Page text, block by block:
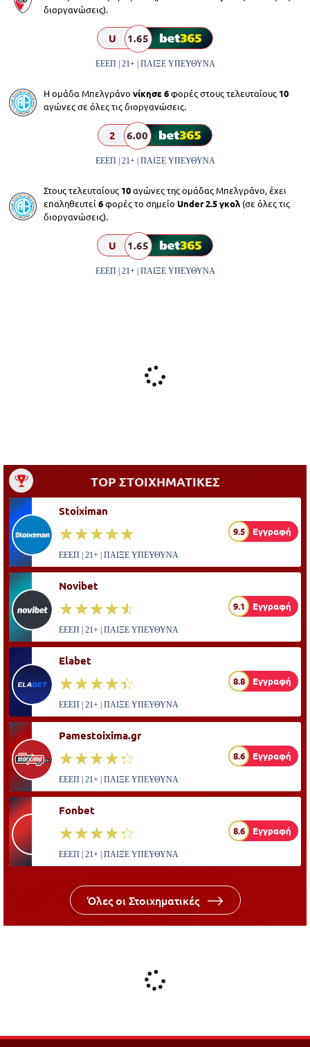
διοργανώσεις).
U 1.65
ΕΕΕΠ | 21+ | ΠΑΙΞΕ ΥΠΕΥΘΥΝΑ
Η ομάδα Μπελγράνο νίκησε 6φορές στους τελευταίους 10
αγώνες σε όλες τις διοργανώσεις.
2 6.00
ΕΕΕΠ | 21+ | ΠΑΙΞΕ ΥΠΕΥΘΥΝΑ
Στους τελευταίους 10αγώνες της ομάδας Μπελγράνο, έχει
επαληθευτεί 6φορές το σημείο Under 2.5 γκολ (σε όλες τις
διοργανώσεις).
U 1.65
ΕΕΕΠ | 21+ | ΠΑΙΞΕ ΥΠΕΥΘΥΝΑ
TOP ΣΤΟΙΧΗΜΑΤΙΚΕΣ
Stoiximan
☆☆☆☆☆
★★★★★ 9.5 Εγγραφή
ΕΕΕΠ | 21+ | ΠΑΙΞΕ ΥΠΕΥΘΥΝΑ
Novibet
☆☆☆☆☆
★★★★★ 9.1 Εγγραφή
ΕΕΕΠ | 21+ | ΠΑΙΞΕ ΥΠΕΥΘΥΝΑ
Elabet
☆☆☆☆☆
★★★★★ 8.8 Εγγραφή
ΕΕΕΠ | 21+ | ΠΑΙΞΕ ΥΠΕΥΘΥΝΑ
Pamestoixima.gr
☆☆☆☆☆
★★★★★ 8.6 Εγγραφή
ΕΕΕΠ | 21+ | ΠΑΙΞΕ ΥΠΕΥΘΥΝΑ
Fonbet
☆☆☆☆☆
★★★★★ 8.6 Εγγραφή
ΕΕΕΠ | 21+ | ΠΑΙΞΕ ΥΠΕΥΘΥΝΑ
Όλες οι Στοιχηματικές